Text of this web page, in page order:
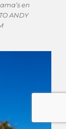
en
ANDY